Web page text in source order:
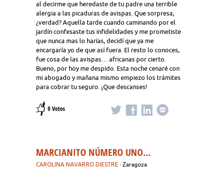
al decirme que heredaste de tu padre una terrible
alergia a las picaduras de avispas. Que sorpresa,
¿verdad? Aquella tarde cuando caminando por el
jardín confesaste tus infidelidades y me prometiste
que nunca mas lo harías, decidí que ya me
encargaría yo de que así fuera. El resto lo conoces,
fue cosa de las avispas… africanas por cierto.
Bueno, por hoy me despido. Esta noche cenaré con
mi abogado y mañana mismo empiezo los trámites
para cobrar tu seguro. ¡Que descanses!
0 Votos
MARCIANITO NÚMERO UNO…
CAROLINA NAVARRO DIESTRE · Zaragoza